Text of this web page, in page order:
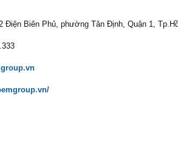
Điện Biên Phủ, phường Tân Định, Quận 1,